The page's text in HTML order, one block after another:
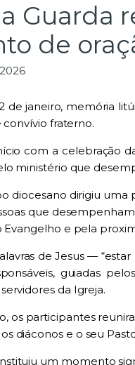
Guarda
de
de janeiro, memória
convívio fraterno.
com a celebração
ministério que
diocesano dirigiu
que
e pela
de Jesus —
guiadas
da Igreja.
os participantes
diáconos e o seu
um momento